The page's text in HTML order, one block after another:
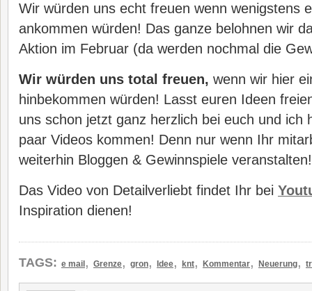
Wir würden uns echt freuen wenn wenigstens
ankommen würden! Das ganze belohnen wir
Aktion im Februar (da werden nochmal die
Wir würden uns total freuen, wenn wir hier
hinbekommen würden! Lasst euren Ideen
uns schon jetzt ganz herzlich bei euch und ich
paar Videos kommen! Denn nur wenn Ihr
weiterhin Bloggen & Gewinnspiele veranstalten!
Das Video von Detailverliebt findet Ihr bei
Inspiration dienen!
TAGS: e mail , Grenze, gron, Idee, knt, Kommentar, Neuerung,